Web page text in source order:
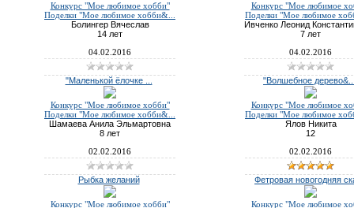
Конкурс "Мое любимое хобби"
Поделки "Мое любимое хобби&...
Болингер Вячеслав
14 лет
04.02.2016
Конкурс "Мое любимое
Поделки "Мое любимое
Ивченко Леонид
7 лет
04.02.2016
"Маленькой ёлочке ...
Конкурс "Мое любимое хобби"
Поделки "Мое любимое хобби&...
Шамаева Анила Эльмартовна
8 лет
02.02.2016
"Волшебное
Конкурс "Мое любимое
Поделки "Мое любимое
Ялов Никита
12
02.02.2016
Рыбка желаний
Конкурс "Мое любимое хобби"
Фетровая новогодняя
Конкурс "Мое любимое